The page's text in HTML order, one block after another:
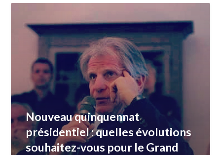
Nouveau quinquennat
présidentiel : quelles évolutions
souhaitez-vous pour le Grand